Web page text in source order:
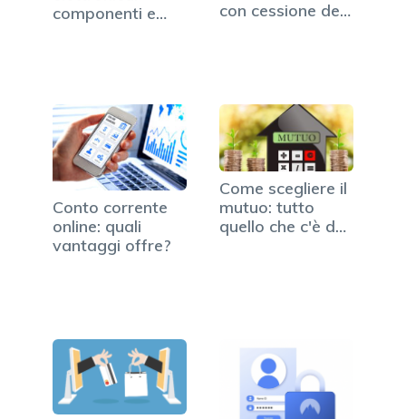
componenti e
con cessione del
Conto corrente
online: quali
vantaggi offre?
Come scegliere il
mutuo: tutto
quello che c'è da